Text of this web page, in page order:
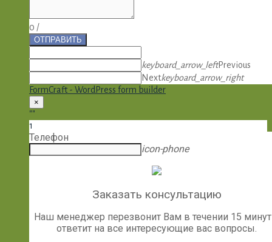
0 /
ОТПРАВИТЬ
keyboard_arrow_leftPrevious
Nextkeyboard_arrow_right
FormCraft - WordPress form builder
×
""
1
Телефон
icon-phone
Заказать консультацию
Наш менеджер перезвонит Вам в течении 15
ответит на все интересующие вас вопросы.